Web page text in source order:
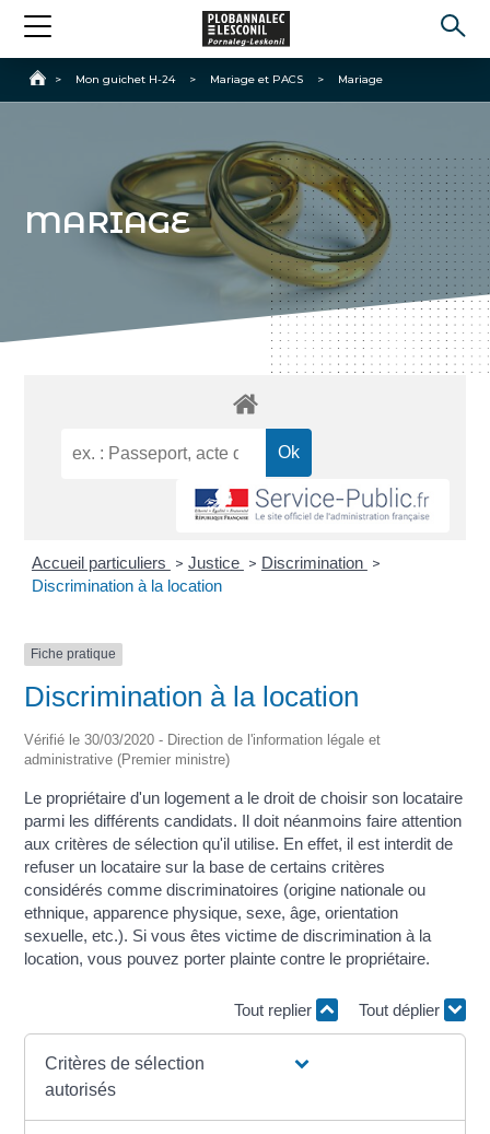
Accueil
> Mon guichet H-24 > Mariage et PACS > Mariage
MARIAGE
Accueil particuliers > Justice > Discrimination >
Discrimination à la location
Fiche pratique
Discrimination à la location
Vérifié le 30/03/2020 - Direction de l'information légale et
administrative (Premier ministre)
Le propriétaire d'un logement a le droit de choisir son locataire
parmi les différents candidats. Il doit néanmoins faire attention
aux critères de sélection qu'il utilise. En effet, il est interdit de
refuser un locataire sur la base de certains critères
considérés comme discriminatoires (origine nationale ou
ethnique, apparence physique, sexe, âge, orientation
sexuelle, etc.). Si vous êtes victime de discrimination à la
location, vous pouvez porter plainte contre le propriétaire.
Tout replier Tout déplier
Critères de sélection
autorisés